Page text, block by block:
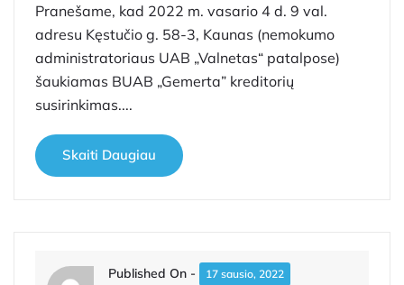
Pranešame, kad 2022 m. vasario 4 d. 9 val.
adresu Kęstučio g. 58-3, Kaunas (nemokumo
administratoriaus UAB „Valnetas“ patalpose)
šaukiamas BUAB „Gemerta” kreditorių
susirinkimas....
Skaiti Daugiau
Published On - 17 sausio, 2022